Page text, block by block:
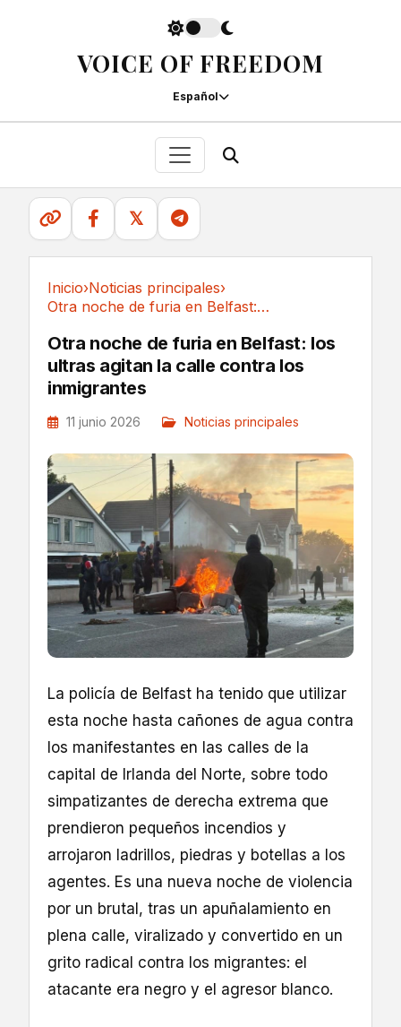
VOICE OF FREEDOM
Español
𝕏
Inicio›Noticias principales›
Otra noche de furia en Belfast: los ultras...
Otra noche de furia en Belfast: los
ultras agitan la calle contra los
inmigrantes
11 junio 2026 Noticias principales
La policía de Belfast ha tenido que utilizar
esta noche hasta cañones de agua contra
los manifestantes en las calles de la
capital de Irlanda del Norte, sobre todo
simpatizantes de derecha extrema que
prendieron pequeños incendios y
arrojaron ladrillos, piedras y botellas a los
agentes. Es una nueva noche de violencia
por un brutal, tras un apuñalamiento en
plena calle, viralizado y convertido en un
grito radical contra los migrantes: el
atacante era negro y el agresor blanco.